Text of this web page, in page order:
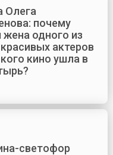
Олега
почему
жена одного из
актеров
кино ушла в
светофор